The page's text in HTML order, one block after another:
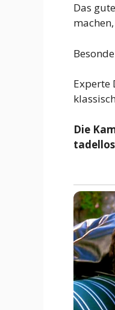
Das
Experte
Die